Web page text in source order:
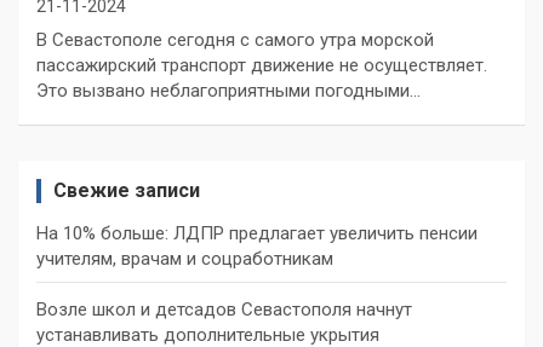
21-11-2024
В Севастополе сегодня с самого утра морской
пассажирский транспорт движение не осуществляет.
Это вызвано неблагоприятными погодными…
Свежие записи
На 10% больше: ЛДПР предлагает увеличить пенсии
учителям, врачам и соцработникам
Возле школ и детсадов Севастополя начнут
устанавливать дополнительные укрытия